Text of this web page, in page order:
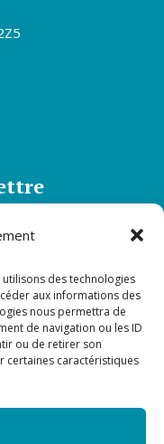
des technologies
aux informations des
nous permettra de
de navigation ou les ID
ou de retirer son
certaines caractéristiques
et soyez
réseaux